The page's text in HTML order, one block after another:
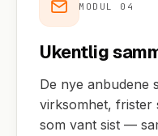
MODUL 04
Ukentlig
De nye anbudene
virksomhet, frister
som vant sist —